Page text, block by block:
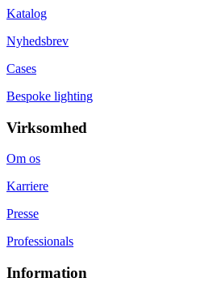
Katalog
Nyhedsbrev
Cases
Bespoke lighting
Virksomhed
Om os
Karriere
Presse
Professionals
Information